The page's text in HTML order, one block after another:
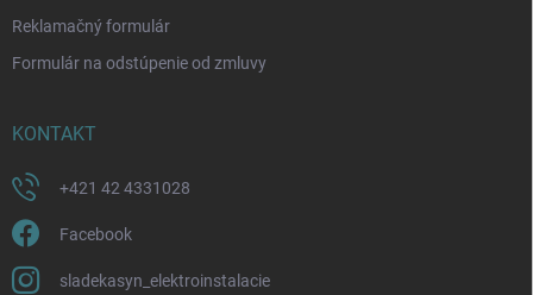
Reklamačný formulár
Formulár na odstúpenie od zmluvy
KONTAKT
+421 42 4331028
Facebook
sladekasyn_elektroinstalacie